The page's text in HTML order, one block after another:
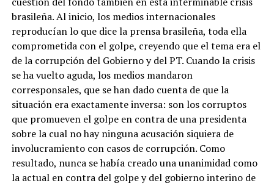
brasileña. Al inicio, los medios internacionales
reproducían lo que dice la prensa brasileña, toda ella
comprometida con el golpe, creyendo que el tema era el
de la corrupción del Gobierno y del PT. Cuando la crisis
se ha vuelto aguda, los medios mandaron
corresponsales, que se han dado cuenta de que la
situación era exactamente inversa: son los corruptos
que promueven el golpe en contra de una presidenta
sobre la cual no hay ninguna acusación siquiera de
involucramiento con casos de corrupción. Como
resultado, nunca se había creado una unanimidad como
la actual en contra del golpe y del gobierno interino de